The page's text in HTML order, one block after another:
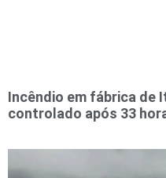
Incêndio em fábrica de
controlado após 33